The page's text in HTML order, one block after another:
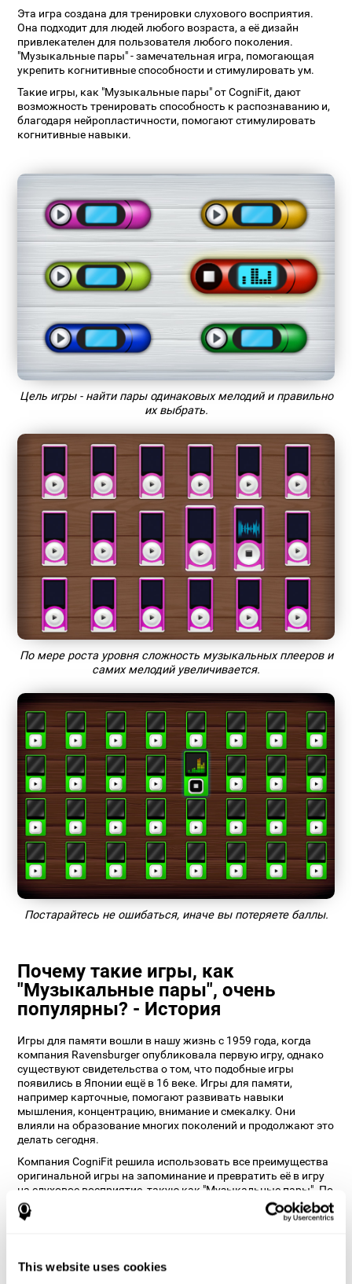
This website uses cookies
Эта игра создана для тренировки слухового восприятия.
Она подходит для людей любого возраста, а её дизайн
привлекателен для пользователя любого поколения.
"Музыкальные пары" - замечательная игра, помогающая
укрепить когнитивные способности и стимулировать ум.
Такие игры, как "Музыкальные пары" от CogniFit, дают
возможность тренировать способность к распознаванию и,
благодаря нейропластичности, помогают стимулировать
когнитивные навыки.
Цель игры - найти пары одинаковых мелодий и правильно
их выбрать.
По мере роста уровня сложность музыкальных плееров и
самих мелодий увеличивается.
Постарайтесь не ошибаться, иначе вы потеряете баллы.
Почему такие игры, как
"Музыкальные пары", очень
популярны? - История
Игры для памяти вошли в нашу жизнь с 1959 года, когда
компания Ravensburger опубликовала первую игру, однако
существуют свидетельства о том, что подобные игры
появились в Японии ещё в 16 веке. Игры для памяти,
например карточные, помогают развивать навыки
мышления, концентрацию, внимание и смекалку. Они
влияли на образование многих поколений и продолжают это
делать сегодня.
Компания CogniFit решила использовать все преимущества
оригинальной игры на запоминание и превратить её в игру
на слуховое восприятие, такую как "Музыкальные пары". По
мнению наших нейропсихологов, это не только придаёт игре
важную "изюминку", но и помогает пользователю
Как игра "Музыкальные пары"